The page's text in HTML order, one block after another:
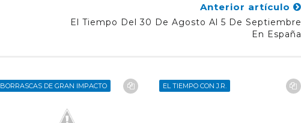
Anterior artículo
El Tiempo Del 30 De Agosto Al 5 De Septiembre
En España
BORRASCAS DE GRAN IMPACTO EL TIEMPO CON J.R.